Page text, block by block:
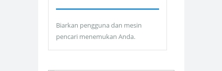
Biarkan pengguna dan mesin
pencari menemukan Anda.